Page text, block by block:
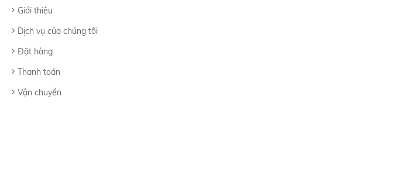
Giới thiệu
Dịch vụ của chúng tôi
Đặt hàng
Thanh toán
Vận chuyển